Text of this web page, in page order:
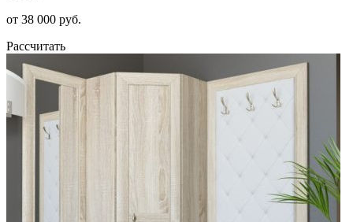
от 38 000 руб.
Рассчитать